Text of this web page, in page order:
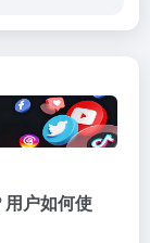
户如何使